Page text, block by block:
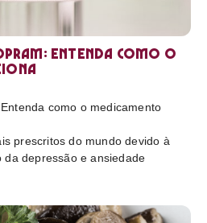
Entenda como o
como o medicamento
prescritos do mundo devido à
depressão e ansiedade